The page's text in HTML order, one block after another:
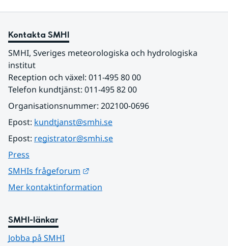
Kontakta SMHI
SMHI, Sveriges meteorologiska och hydrologiska
institut
Reception och växel: 011-495 80 00
Telefon kundtjänst: 011-495 82 00
Organisationsnummer: 202100-0696
Epost: kundtjanst@smhi.se
Epost: registrator@smhi.se
Press
SMHIs frågeforum
Mer kontaktinformation
SMHI-länkar
Jobba på SMHI